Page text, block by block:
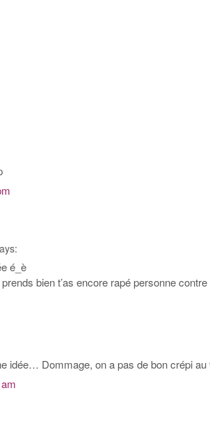
é_è
bien t’as encore rapé personne contre
idée… Dommage, on a pas de bon crépi